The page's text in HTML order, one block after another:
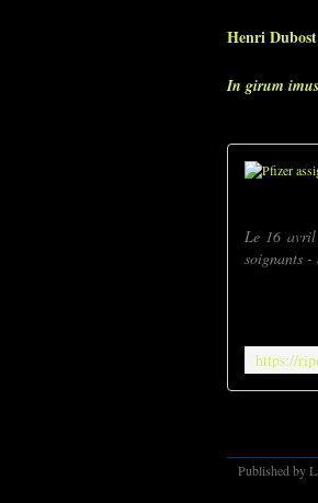
Henri Dubost
In girum
Le 16 avril
soignants
Published by